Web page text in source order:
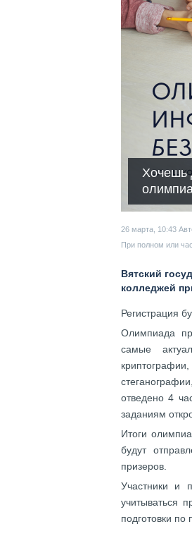
Хочешь
26 марта, 10:43
При полном или
Вятский
колледжей
Регистрация
Олимпиада
самые
отведено 4
заданиям
Итоги
будут
призеров.
Участники и
учитываться
подготовки по